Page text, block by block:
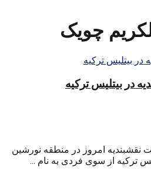
چویک
در بیتلیس ترکیه
نقشبندیه امروز در منطقه نورشین
ترکیه از سوی فردی به نام ...